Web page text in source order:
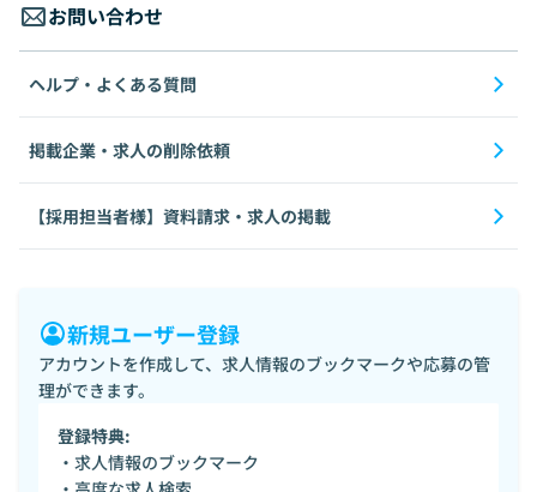
お問い合わせ
ヘルプ・よくある質問
掲載企業・求人の削除依頼
【採用担当者様】資料請求・求人の掲載
新規ユーザー登録
アカウントを作成して、求人情報のブックマークや応募の管
理ができます。
登録特典:
・求人情報のブックマーク